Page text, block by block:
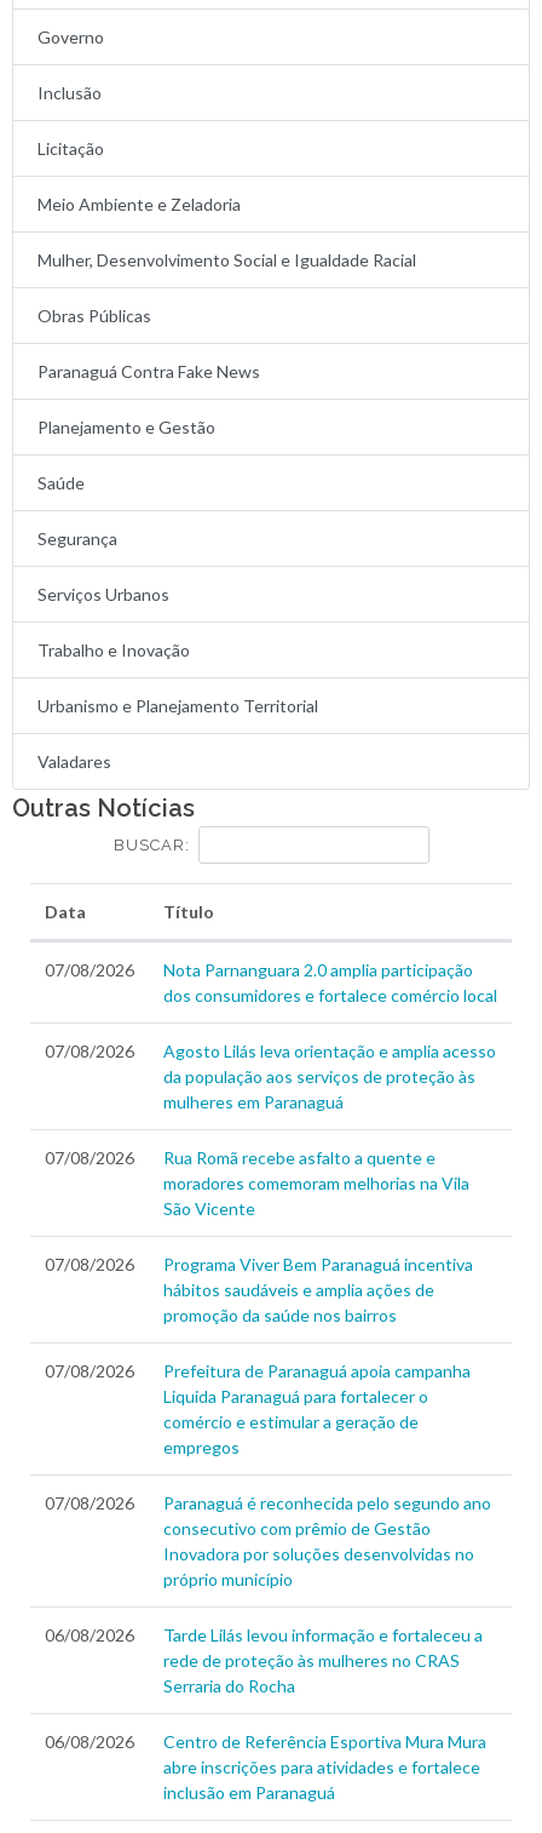
Governo
Inclusão
Licitação
Meio Ambiente e Zeladoria
Mulher, Desenvolvimento Social e Igualdade Racial
Obras Públicas
Paranaguá Contra Fake News
Planejamento e Gestão
Saúde
Segurança
Serviços Urbanos
Trabalho e Inovação
Urbanismo e Planejamento Territorial
Valadares
Outras Notícias
BUSCAR:
Data Título
07/08/2026
Nota Parnanguara 2.0 amplia participação
dos consumidores e fortalece comércio local
07/08/2026
Agosto Lilás leva orientação e amplia acesso
da população aos serviços de proteção às
mulheres em Paranaguá
07/08/2026
Rua Romã recebe asfalto a quente e
moradores comemoram melhorias na Vila
São Vicente
07/08/2026
Programa Viver Bem Paranaguá incentiva
hábitos saudáveis e amplia ações de
promoção da saúde nos bairros
07/08/2026
Prefeitura de Paranaguá apoia campanha
Liquida Paranaguá para fortalecer o
comércio e estimular a geração de
empregos
07/08/2026
Paranaguá é reconhecida pelo segundo ano
consecutivo com prêmio de Gestão
Inovadora por soluções desenvolvidas no
próprio município
06/08/2026
Tarde Lilás levou informação e fortaleceu a
rede de proteção às mulheres no CRAS
Serraria do Rocha
06/08/2026
Centro de Referência Esportiva Mura Mura
abre inscrições para atividades e fortalece
inclusão em Paranaguá